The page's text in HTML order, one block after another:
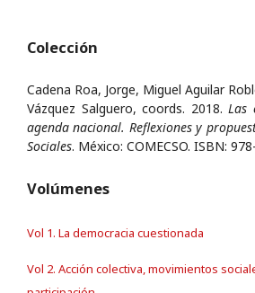
Colección
Cadena Roa, Jorge, Miguel Aguilar
Vázquez Salguero, coords. 2018. Las
agenda nacional. Reflexiones y
Sociales. México: COMECSO. ISBN:
Volúmenes
Vol 1. La democracia cuestionada
Vol 2. Acción colectiva, movimientos